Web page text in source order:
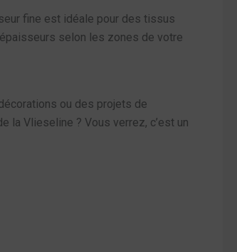
fine est idéale pour des tissus
selon les zones de votre
ou des projets de
la Vlieseline ? Vous verrez, c’est un